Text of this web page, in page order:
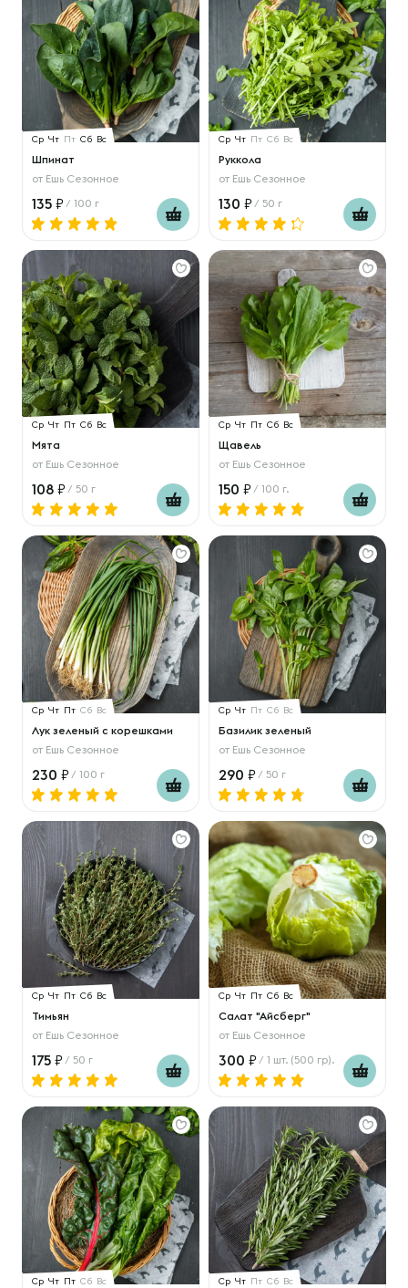
Ср Чт Пт Сб Вс
Шпинат
от Ешь Сезонное
135 / 100 г
Ср Чт Пт Сб Вс
Руккола
от Ешь Сезонное
130 / 50 г
Ср Чт Пт Сб Вс
Мята
от Ешь Сезонное
108 / 50 г
Ср Чт Пт Сб Вс
Щавель
от Ешь Сезонное
150 / 100 г.
Ср Чт Пт Сб Вс
Лук зеленый с корешками
от Ешь Сезонное
230 / 100 г
Ср Чт Пт Сб Вс
Базилик зеленый
от Ешь Сезонное
290 / 50 г
Ср Чт Пт Сб Вс
Тимьян
от Ешь Сезонное
175 / 50 г
Ср Чт Пт Сб Вс
Салат "Айсберг"
от Ешь Сезонное
300 / 1 шт. (500 гр).
Ср Чт Пт Сб Вс Ср Чт Пт Сб Вс